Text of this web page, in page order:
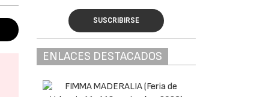
SUSCRIBIRSE
ENLACES DESTACADOS